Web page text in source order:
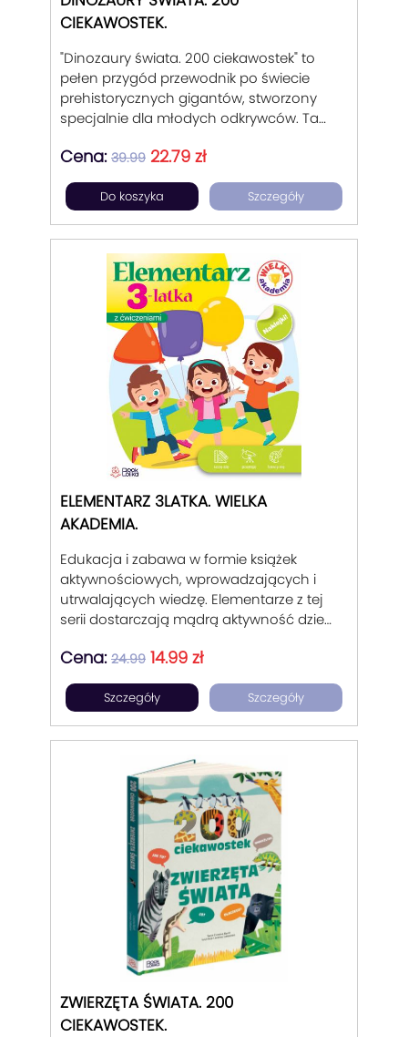
CIEKAWOSTEK.
"Dinozaury świata. 200 ciekawostek" to
pełen przygód przewodnik po świecie
prehistorycznych gigantów, stworzony
specjalnie dla młodych odkrywców. Ta
zabierze dzieci w niezapomnianą podróż
w czasie, gdzie poznają dinozaury w
niezwykle interesujący i atrakcyjny
Cena: 39.99 22.79 zł
Do koszyka Szczegóły
ELEMENTARZ 3LATKA. WIELKA
AKADEMIA.
Edukacja i zabawa w formie książek
aktywnościowych, wprowadzających i
utrwalających wiedzę. Elementarze z tej
serii dostarczają mądrą aktywność dzieci
rodziców w motywowaniu dziecka do
poznawania, sprawdzania,
odpowiadania na pytania. Pomoc dla
pociech i radosnego przygotowaniu ich
do dalszego rozwoju szkolnego. W
ramach serii znajdują się tytuły
rozwijające: logiczne myślenie, ćwiczenia
na koncentrację i koordynację, ćwiczenia
na poszerzanie zasobu słów, ćwiczenia
na wypowiadanie się, nauka orientacji
przestrzennej, kształtów, kolorów,
zdrowego żywienia, zasad higieny. Seria
pozwala dzieciom w wieku przedszkolnym
na pożyteczne spędzenie czasu w domu,
w przedszkolu, na wakacjach, w czasie
podróży. Jest wsparciem dla opiekunów,
rodziców, dziadków.
Cena: 24.99 14.99 zł
Szczegóły Szczegóły
ZWIERZĘTA ŚWIATA. 200
CIEKAWOSTEK.